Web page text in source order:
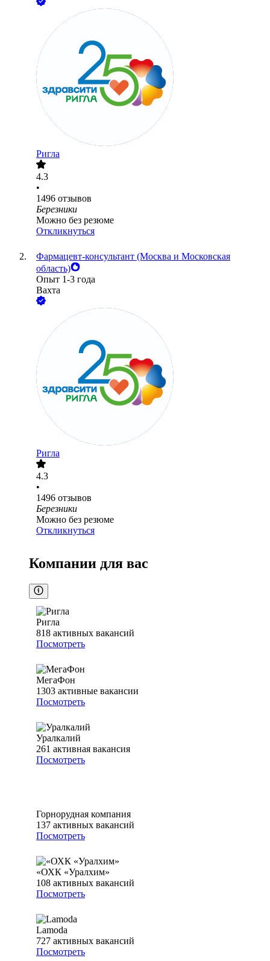
Ригла
4.3
•
1496 отзывов
Березники
Можно без резюме
Откликнуться
Фармацевт-консультант (Москва и Московская
область)
Опыт 1-3 года
Вахта
Ригла
4.3
•
1496 отзывов
Березники
Можно без резюме
Откликнуться
Компании для вас
Ригла
818 активных вакансий
Посмотреть
МегаФон
1303 активные вакансии
Посмотреть
Уралкалий
261 активная вакансия
Посмотреть
Горнорудная компания
137 активных вакансий
Посмотреть
«ОХК «Уралхим»
108 активных вакансий
Посмотреть
Lamoda
727 активных вакансий
Посмотреть